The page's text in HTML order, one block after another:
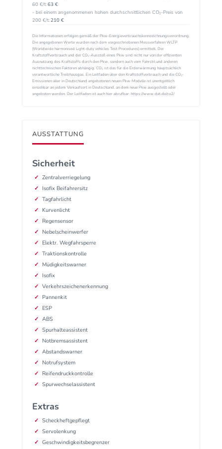
60 €/t:63 €
- bei einem angenommenen hohen durchschnittlichen CO₂-Preis von
200 €/t: 210 €
Die Informationen erfolgen gemäß der Pkw-Energieverbrauchskennzeichnungsverordnung.
Die angegebenen Werte wurden nach dem vorgeschriebenen Messverfahren WLTP
(Worldwide harmonised Light-duty vehicles Test Procedures) ermittelt. Der
Kraftstoffverbrauch und der CO₂-Ausstoß eines Pkw sind nicht nur von der effizienten
Ausnutzung des Kraftstoffs durch den Pkw, sondern auch vom Fahrstil und anderen
nichttechnischen Faktoren abhängig. CO₂ ist das für die Erderwärmung hauptsächlich
verantwortliche Treibhausgas. Ein Leitfaden über den Kraftstoffverbrauch und die CO₂-
Emissionen aller in Deutschland angebotenen neuen Pkw-Modelle ist unentgeltlich
einsehbar an jedem Verkaufsort in Deutschland, an dem neue Pkw ausgestellt oder
angeboten werden. Der Leitfaden ist auch hier abrufbar: https://www.dat.de/co2/
AUSSTATTUNG
Sicherheit
Zentralverriegelung
Isofix Beifahrersitz
Tagfahrlicht
Kurvenlicht
Regensensor
Nebelscheinwerfer
Elektr. Wegfahrsperre
Traktionskontrolle
Müdigkeitswarner
Isofix
Verkehrszeichenerkennung
Pannenkit
ESP
ABS
Spurhalteassistent
Notbremsassistent
Abstandswarner
Notrufsystem
Reifendruckkontrolle
Spurwechselassistent
Extras
Scheckheftgepflegt
Servolenkung
Geschwindigkeitsbegrenzer